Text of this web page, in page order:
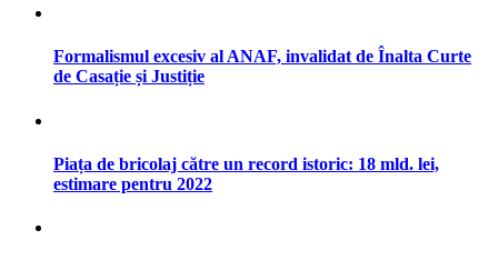
Formalismul excesiv al ANAF, invalidat de Înalta Curte
de Casație și Justiție
Piața de bricolaj către un record istoric: 18 mld. lei,
estimare pentru 2022